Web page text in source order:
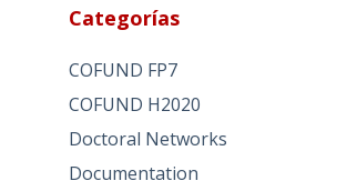
Categorías
COFUND FP7
COFUND H2020
Doctoral Networks
Documentation